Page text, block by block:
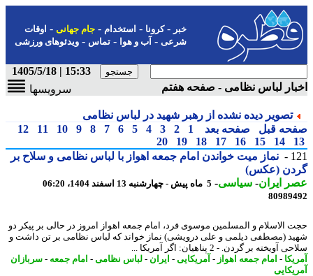
-کرونا-استخدام- جام جهانی-اوقات
شرعی-آب و هوا-تماس-ویدئوهای ورزشی
15:33 | 1405/5/18
لباس نظامی - صفحه هفتم
سرویسها
تصویر دیده نشده از رهبر شهید در لباس نظامی
قبل صفحه بعد 1
2
3
4
5
6
7
8
9
10
11
12
14
15
16
17
18
19
20
نماز میت خواندن امام جمعه اهواز با لباس نظامی و سلاح بر
(عکس)
ایران- سیاسی-5 ماه پیش - چهارشنبه 13 اسفند 1404، 06:20
الاسلام و المسلمین موسوی فرد، امام جمعه اهواز امروز در حالی بر پیکر دو
(مصطفی دیلمی و علی درویشی) نماز خواند که لباس نظامی بر تن داشت و
بر گردن. - 2 پناهیان: اگر آمریکا ...
- امام جمعه اهواز -آمریکایی-ایران - لباس نظامی-امام جمعه-سربازان